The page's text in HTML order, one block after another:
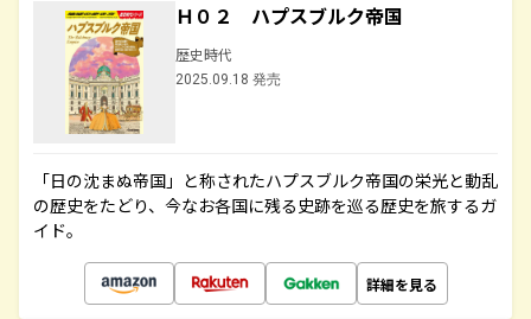
Ｈ０２ ハプスブルク帝国
歴史時代
2025.09.18 発売
「日の沈まぬ帝国」と称されたハプスブルク帝国の栄光と動乱
の歴史をたどり、今なお各国に残る史跡を巡る歴史を旅するガ
イド。
詳細を見る